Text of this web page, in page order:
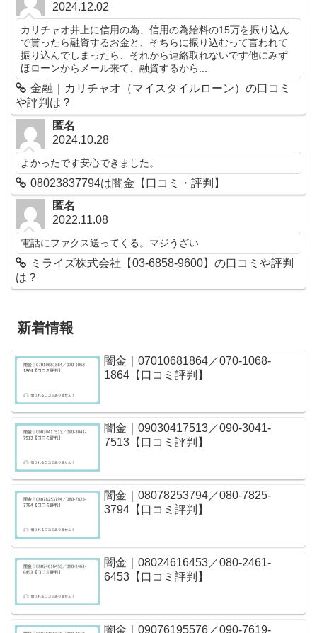
2024.12.02
カリチャオ井上に信用の為、信用の為給料の15万を振り込ん
で貰ったら融資するお金と、そちらに振り込むって言われて
振り込んでしまったら、それから連絡取れないです他にみず
ほローンからメール来て、融資するから...
金融｜カリチャオ（マイスタイルローン）の口コミ
や評判は？
匿名
2024.10.28
よかったです安心できました。
08023837794は闇金【口コミ・評判】
匿名
2022.11.08
電話にファクス送ってくる。マジうざい
ミライズ株式会社【03-6858-9600】の口コミや評判
は？
新着情報
闇金｜07010681864／070-1068-
1864【口コミ評判】
闇金｜09030417513／090-3041-
7513【口コミ評判】
闇金｜08078253794／080-7825-
3794【口コミ評判】
闇金｜08024616453／080-2461-
6453【口コミ評判】
闇金｜09076195576／090-7619-